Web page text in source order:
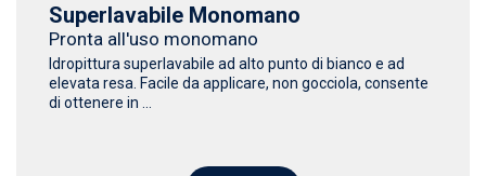
Superlavabile Monomano
Pronta all'uso monomano
Idropittura superlavabile ad alto punto di bianco e ad
elevata resa. Facile da applicare, non gocciola, consente
di ottenere in ...